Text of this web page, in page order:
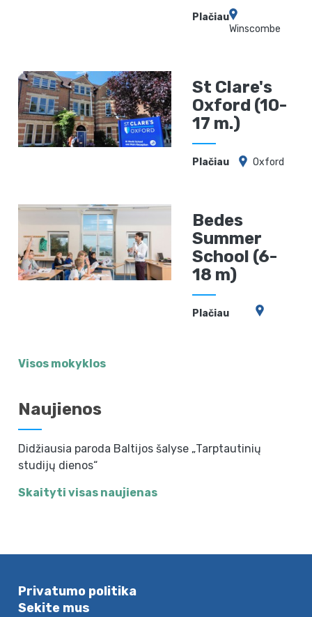
Plačiau
Winscombe
St Clare's
Oxford (10-
17 m.)
Plačiau Oxford
Bedes
Summer
School (6-
18 m)
Plačiau
Visos mokyklos
Naujienos
Didžiausia paroda Baltijos šalyse „Tarptautinių
studijų dienos“
Skaityti visas naujienas
Privatumo politika
Sekite mus